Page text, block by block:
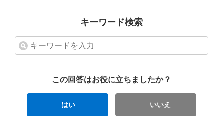
キーワード検索
この回答はお役に立ちましたか？
はい いいえ